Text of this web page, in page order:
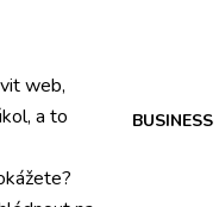
web,
a to
BUSINESS